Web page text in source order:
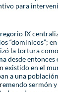
para
IX
“dominicos”;
la tortura
desde
existido en el
a una
sermón y